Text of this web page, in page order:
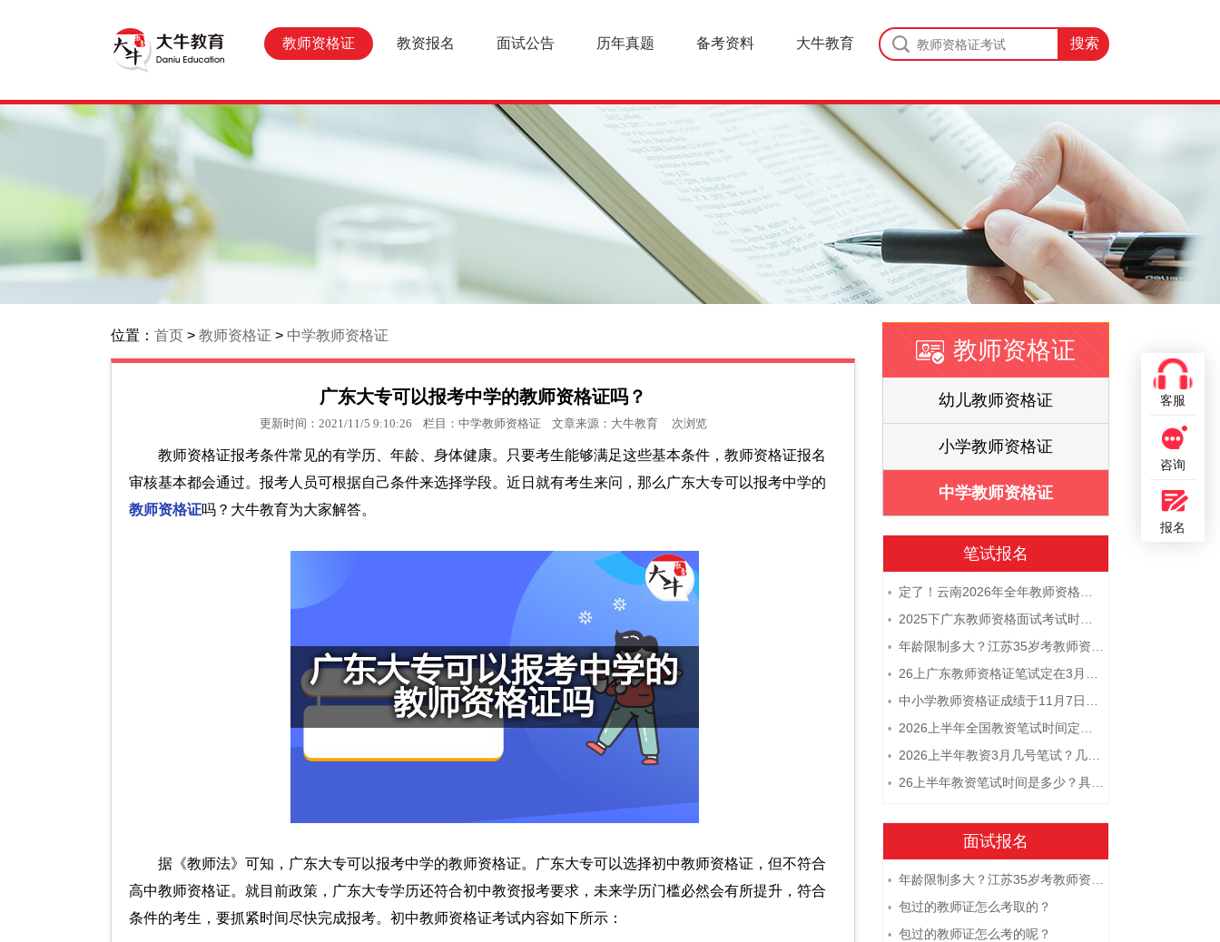
教师资格证 教资报名 面试公告 历年真题 备考资料 大牛教育
位置： 首页 > 教师资格证 > 中学教师资格证
广东大专可以报考中学的教师资格证吗？
更新时间：2021/11/5 9:10:26 栏目：中学教师资格证 文章来源： 大牛教育 次浏览
教师资格证报考条件常见的有学历、年龄、身体健康。只要考生能够满足这些基本条件，教师资格证报名
审核基本都会通过。报考人员可根据自己条件来选择学段。近日就有考生来问，那么广东大专可以报考中学的
教师资格证吗？大牛教育为大家解答。
据《教师法》可知，广东大专可以报考中学的教师资格证。广东大专可以选择初中教师资格证，但不符合
高中教师资格证。就目前政策，广东大专学历还符合初中教资报考要求，未来学历门槛必然会有所提升，符合
条件的考生，要抓紧时间尽快完成报考。初中教师资格证考试内容如下所示：
教师资格证
幼儿教师资格证
小学教师资格证
小学教师资格证
中学教师资格证
中学教师资格证
笔试报名
• 定了！云南2026年全年教师资格证考试日程大公开！
• 2025下广东教师资格面试考试时间及科目内容（怎么考）
• 年龄限制多大？江苏35岁考教师资格证晚吗？
• 26上广东教师资格证笔试定在3月7日！附考试指南
• 中小学教师资格证成绩于11月7日10点查！
• 2026上半年全国教资笔试时间定档！
• 2026上半年教资3月几号笔试？几点开考
• 26上半年教资笔试时间是多少？具体安排表一览
面试报名
• 年龄限制多大？江苏35岁考教师资格证晚吗？
• 包过的教师证怎么考取的？
• 包过的教师证怎么考的呢？
客服
咨询
报名